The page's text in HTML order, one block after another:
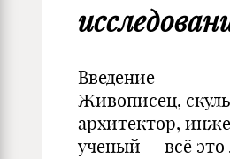
Введение
Живописец,
архитектор,
ученый — всё это